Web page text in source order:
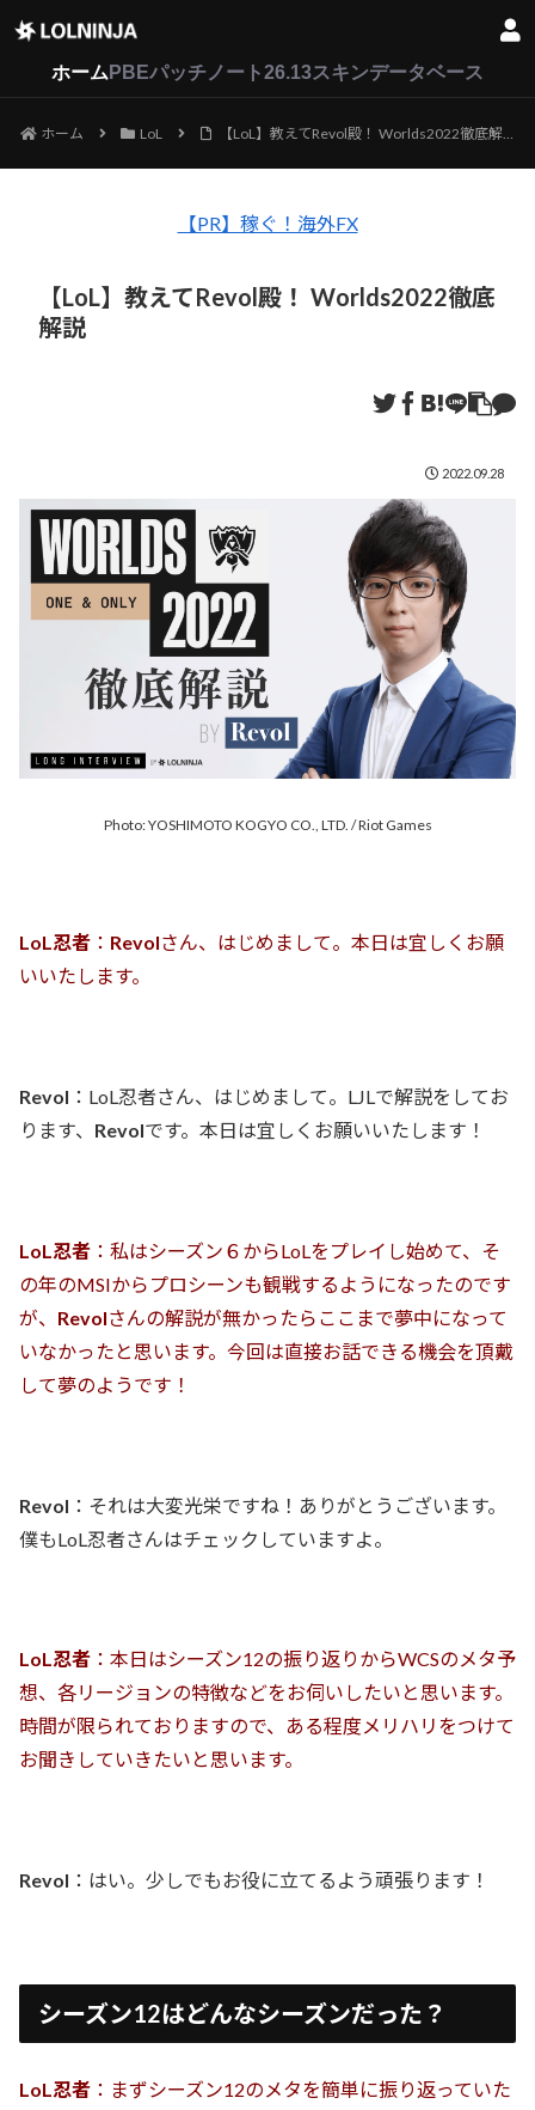
ホーム PBEパッチノート26.13スキンデータベース
ホーム LoL 【LoL】教えてRevol殿！ Worlds2022徹底解説
【PR】稼ぐ！海外FX
【LoL】教えてRevol殿！ Worlds2022徹底
解説
2022.09.28
Photo: YOSHIMOTO KOGYO CO., LTD. / Riot Games
LoL忍者 ： Revolさん、はじめまして。本日は宜しくお願
いいたします。
Revol ：LoL忍者さん、はじめまして。LJLで解説をしてお
ります、 Revolです。本日は宜しくお願いいたします！
LoL忍者 ：私はシーズン６からLoLをプレイし始めて、そ
の年のMSIからプロシーンも観戦するようになったのです
が、 Revolさんの解説が無かったらここまで夢中になって
いなかったと思います。今回は直接お話できる機会を頂戴
して夢のようです！
Revol ：それは大変光栄ですね！ありがとうございます。
僕もLoL忍者さんはチェックしていますよ。
LoL忍者 ：本日はシーズン12の振り返りからWCSのメタ予
想、各リージョンの特徴などをお伺いしたいと思います。
時間が限られておりますので、ある程度メリハリをつけて
お聞きしていきたいと思います。
Revol ：はい。少しでもお役に立てるよう頑張ります！
シーズン12はどんなシーズンだった？
LoL忍者 ：まずシーズン12のメタを簡単に振り返っていた